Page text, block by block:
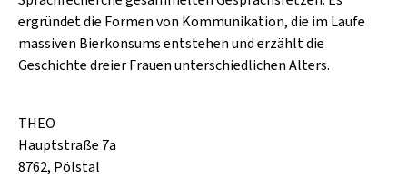
CAFÉ WOLF
POSTGARAGE
KRISTALLWERK
GOLD & PECH THEATER
HARD & HEAVY
SINGER-SONGWRITER
VOLKSMUSIK
KULTURLAND STEIERMARK
ergründet die Formen von Kommunikation, die im Laufe
massiven Bierkonsums entstehen und erzählt die
Geschichte dreier Frauen unterschiedlichen Alters.
THEO
Hauptstraße 7a
8762, Pölstal